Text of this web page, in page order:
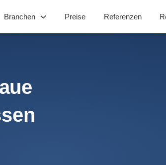
Branchen Preise Referenzen